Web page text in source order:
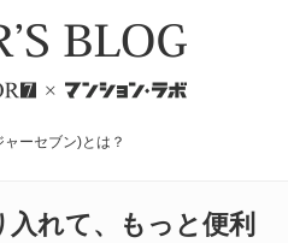
ーセブン)とは？
れて、もっと便利